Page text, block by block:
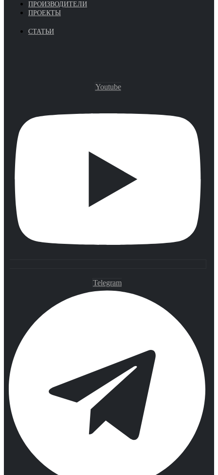
ПРОИЗВОДИТЕЛИ
ПРОЕКТЫ
СТАТЬИ
Youtube
Telegram